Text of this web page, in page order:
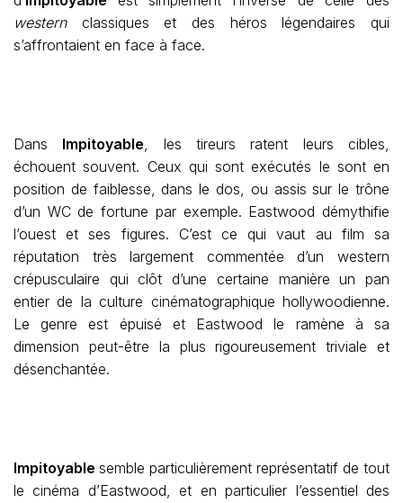
westernclassiques et des héros légendaires qui
s’affrontaient en face à face.
Dans Impitoyable, les tireurs ratent leurs cibles,
échouent souvent. Ceux qui sont exécutés le sont en
position de faiblesse, dans le dos, ou assis sur le trône
d’un WC de fortune par exemple. Eastwood démythifie
l’ouest et ses figures. C’est ce qui vaut au film sa
réputation très largement commentée d’un western
crépusculaire qui clôt d’une certaine manière un pan
entier de la culture cinématographique hollywoodienne.
Le genre est épuisé et Eastwood le ramène à sa
dimension peut-être la plus rigoureusement triviale et
désenchantée.
Impitoyable semble particulièrement représentatif de tout
le cinéma d’Eastwood, et en particulier l’essentiel des